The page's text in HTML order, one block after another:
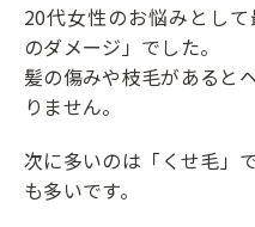
20代女性のお悩みとし
のダメージ」でした。
髪の傷みや枝毛があると
りません。
次に多いのは「くせ毛」
も多いです。